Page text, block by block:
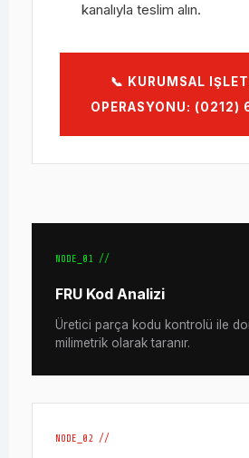
kanalıyla teslim alın.
📞 KURUMSAL
OPERASYONU:
NODE_01 //
FRU Kod Analizi
Üretici parça kodu kontrolü ile
milimetrik olarak taranır.
NODE_02 //